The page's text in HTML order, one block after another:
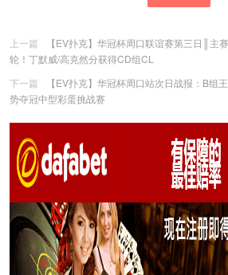
上一篇
【EV扑克】华冠杯周口联谊赛第三日║主
轮！丁默威/高克然分获得CD组CL
下一篇
【EV扑克】华冠杯周口站次日战报：B组
势夺冠中型彩蛋挑战赛